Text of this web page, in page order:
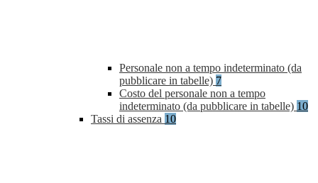
Personale non a tempo indeterminato (da
pubblicare in tabelle) 7
Costo del personale non a tempo
indeterminato (da pubblicare in tabelle) 10
Tassi di assenza 10